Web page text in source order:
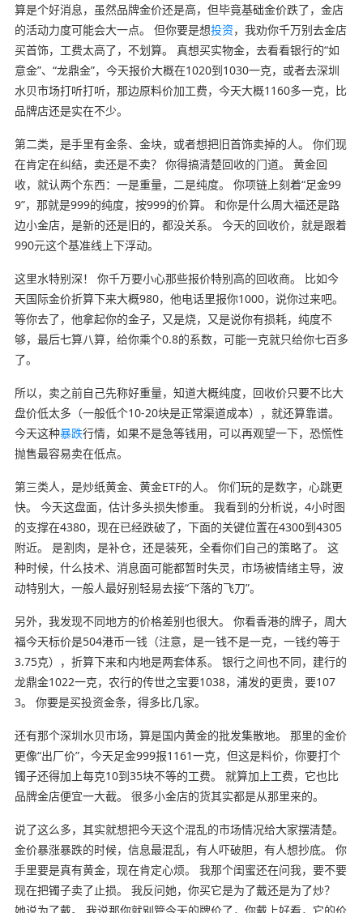
算是个好消息，虽然品牌金价还是高，但毕竟基础金价跌了，金店
的活动力度可能会大一点。 但你要是想投资，我劝你千万别去金店
买首饰，工费太高了，不划算。 真想买实物金，去看看银行的“如
意金”、“龙鼎金”，今天报价大概在1020到1030一克，或者去深圳
水贝市场打听打听，那边原料价加工费，今天大概1160多一克，比
品牌店还是实在不少。
第二类，是手里有金条、金块，或者想把旧首饰卖掉的人。 你们现
在肯定在纠结，卖还是不卖？ 你得搞清楚回收的门道。 黄金回
收，就认两个东西：一是重量，二是纯度。 你项链上刻着“足金99
9”，那就是999的纯度，按999的价算。 和你是什么周大福还是路
边小金店，是新的还是旧的，都没关系。 今天的回收价，就是跟着
990元这个基准线上下浮动。
这里水特别深！ 你千万要小心那些报价特别高的回收商。 比如今
天国际金价折算下来大概980，他电话里报你1000，说你过来吧。
等你去了，他拿起你的金子，又是烧，又是说你有损耗，纯度不
够，最后七算八算，给你乘个0.8的系数，可能一克就只给你七百多
了。
所以，卖之前自己先称好重量，知道大概纯度，回收价只要不比大
盘价低太多（一般低个10-20块是正常渠道成本），就还算靠谱。
今天这种暴跌行情，如果不是急等钱用，可以再观望一下，恐慌性
抛售最容易卖在低点。
第三类人，是炒纸黄金、黄金ETF的人。 你们玩的是数字，心跳更
快。 今天这盘面，估计多头损失惨重。 我看到的分析说，4小时图
的支撑在4380，现在已经跌破了，下面的关键位置在4300到4305
附近。 是割肉，是补仓，还是装死，全看你们自己的策略了。 这
种时候，什么技术、消息面可能都暂时失灵，市场被情绪主导，波
动特别大，一般人最好别轻易去接“下落的飞刀”。
另外，我发现不同地方的价格差别也很大。 你看香港的牌子，周大
福今天标价是504港币一钱（注意，是一钱不是一克，一钱约等于
3.75克），折算下来和内地是两套体系。 银行之间也不同，建行的
龙鼎金1022一克，农行的传世之宝要1038，浦发的更贵，要107
3。 你要是买投资金条，得多比几家。
还有那个深圳水贝市场，算是国内黄金的批发集散地。 那里的金价
更像“出厂价”，今天足金999报1161一克，但这是料价，你要打个
镯子还得加上每克10到35块不等的工费。 就算加上工费，它也比
品牌金店便宜一大截。 很多小金店的货其实都是从那里来的。
说了这么多，其实就想把今天这个混乱的市场情况给大家摆清楚。
金价暴涨暴跌的时候，信息最混乱，有人吓破胆，有人想抄底。 你
手里要是真有黄金，现在肯定心烦。 我那个闺蜜还在问我，要不要
现在把镯子卖了止损。 我反问她，你买它是为了戴还是为了炒？